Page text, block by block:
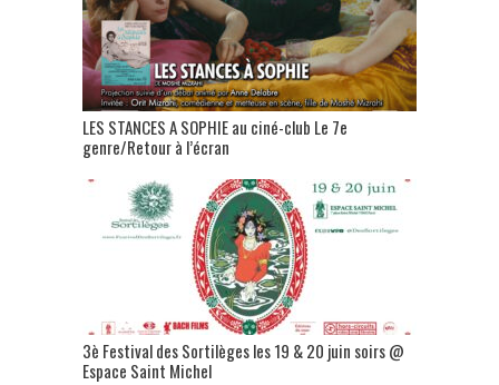
LES STANCES A SOPHIE au ciné-club Le 7e
genre/Retour à l’écran
3è Festival des Sortilèges les 19 & 20 juin soirs @
Espace Saint Michel